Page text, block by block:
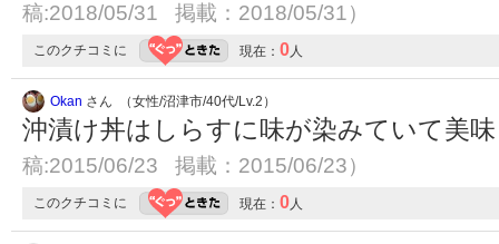
稿:2018/05/31 掲載：2018/05/31）
このクチコミに 現在： 0人
Okan さん （女性/沼津市/40代/Lv.2）
沖漬け丼はしらすに味が染みていて美
稿:2015/06/23 掲載：2015/06/23）
このクチコミに 現在： 0人